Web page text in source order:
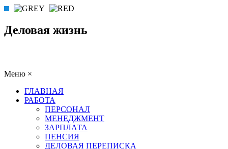
Деловая жизнь
Меню ×
ГЛАВНАЯ
РАБОТА
ПЕРСОНАЛ
МЕНЕДЖМЕНТ
ЗАРПЛАТА
ПЕНСИЯ
ДЕЛОВАЯ ПЕРЕПИСКА